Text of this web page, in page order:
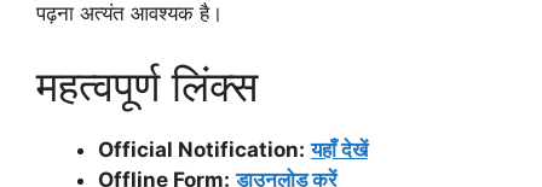
पढ़ना अत्यंत आवश्यक है।
महत्वपूर्ण लिंक्स
Official Notification: यहाँ देखें
Offline Form: डाउनलोड करें